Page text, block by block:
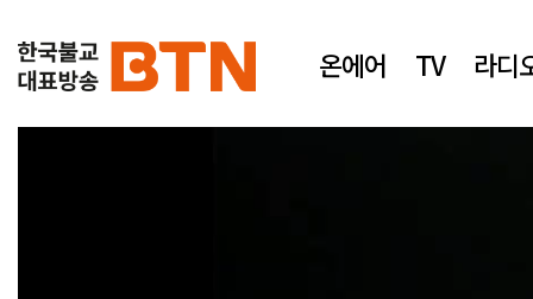
온에어 TV 라디